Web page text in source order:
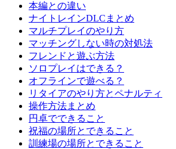
本編との違い
ナイトレインDLCまとめ
マルチプレイのやり方
マッチングしない時の対処法
フレンドと遊ぶ方法
ソロプレイはできる？
オフラインで遊べる？
リタイアのやり方とペナルティ
操作方法まとめ
円卓でできること
祝福の場所とできること
訓練場の場所とできること